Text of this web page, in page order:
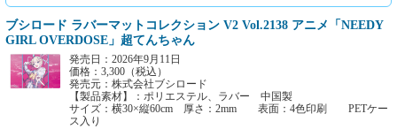
ブシロード ラバーマットコレクション V2 Vol.2138 アニメ「NEEDY
GIRL OVERDOSE」超てんちゃん
発売日：2026年9月11日
価格：3,300（税込）
発売元：株式会社ブシロード
【製品素材】：ポリエステル、ラバー 中国製
サイズ：横30×縦60cm 厚さ：2mm 表面：4色印刷 PETケー
ス入り